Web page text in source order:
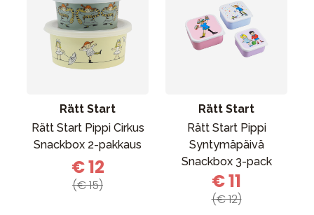
Rätt Start
Rätt Start Pippi Cirkus
Snackbox 2-pakkaus
€ 12
(€ 15)
Rätt Start
Rätt Start Pippi
Syntymäpäivä
Snackbox 3-pack
€ 11
(€ 12)